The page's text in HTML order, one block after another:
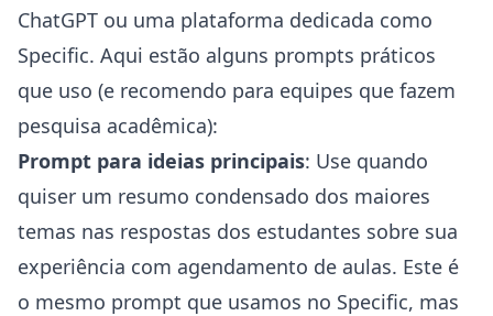
ChatGPT ou uma plataforma dedicada como
Specific. Aqui estão alguns prompts práticos
que uso (e recomendo para equipes que fazem
pesquisa acadêmica):
Prompt para ideias principais: Use quando
quiser um resumo condensado dos maiores
temas nas respostas dos estudantes sobre sua
experiência com agendamento de aulas. Este é
o mesmo prompt que usamos no Specific, mas